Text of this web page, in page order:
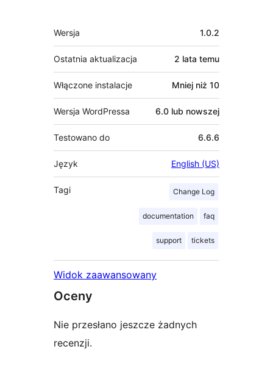
Meta
Wersja 1.0.2
Ostatnia aktualizacja 2 lata temu
Włączone instalacje Mniej niż 10
Wersja WordPressa 6.0 lub nowszej
Testowano do 6.6.6
Język English (US)
Tagi Change Log
documentation faq
support tickets
Widok zaawansowany
Oceny
Nie przesłano jeszcze żadnych
recenzji.